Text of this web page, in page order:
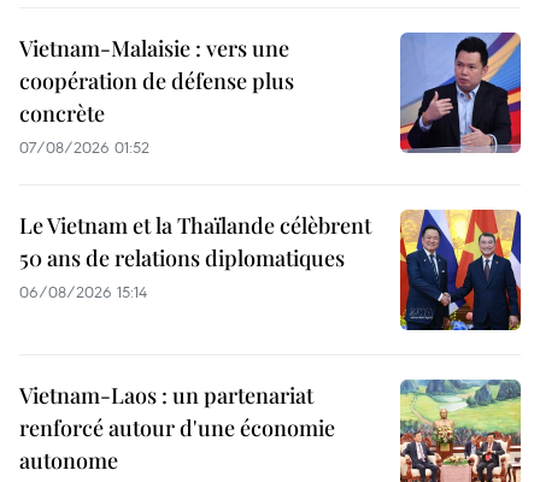
Vietnam-Malaisie : vers une
coopération de défense plus
concrète
07/08/2026 01:52
Le Vietnam et la Thaïlande célèbrent
50 ans de relations diplomatiques
06/08/2026 15:14
Vietnam-Laos : un partenariat
renforcé autour d'une économie
autonome